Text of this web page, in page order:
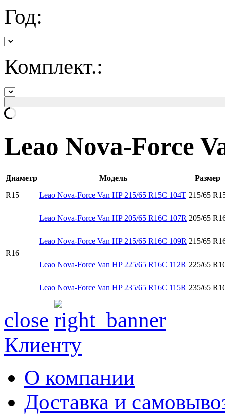
Год:
Комплект.:
Leao Nova-Force
Диаметр Модель
Размер
R15
Leao Nova-Force Van HP 215/65 R15C 104T 215/65
R16
Leao Nova-Force Van HP 205/65 R16C 107R 205/65
Leao Nova-Force Van HP 215/65 R16C 109R 215/65
Leao Nova-Force Van HP 225/65 R16C 112R 225/65
Leao Nova-Force Van HP 235/65 R16C 115R 235/65
close
Клиенту
О компании
Доставка и